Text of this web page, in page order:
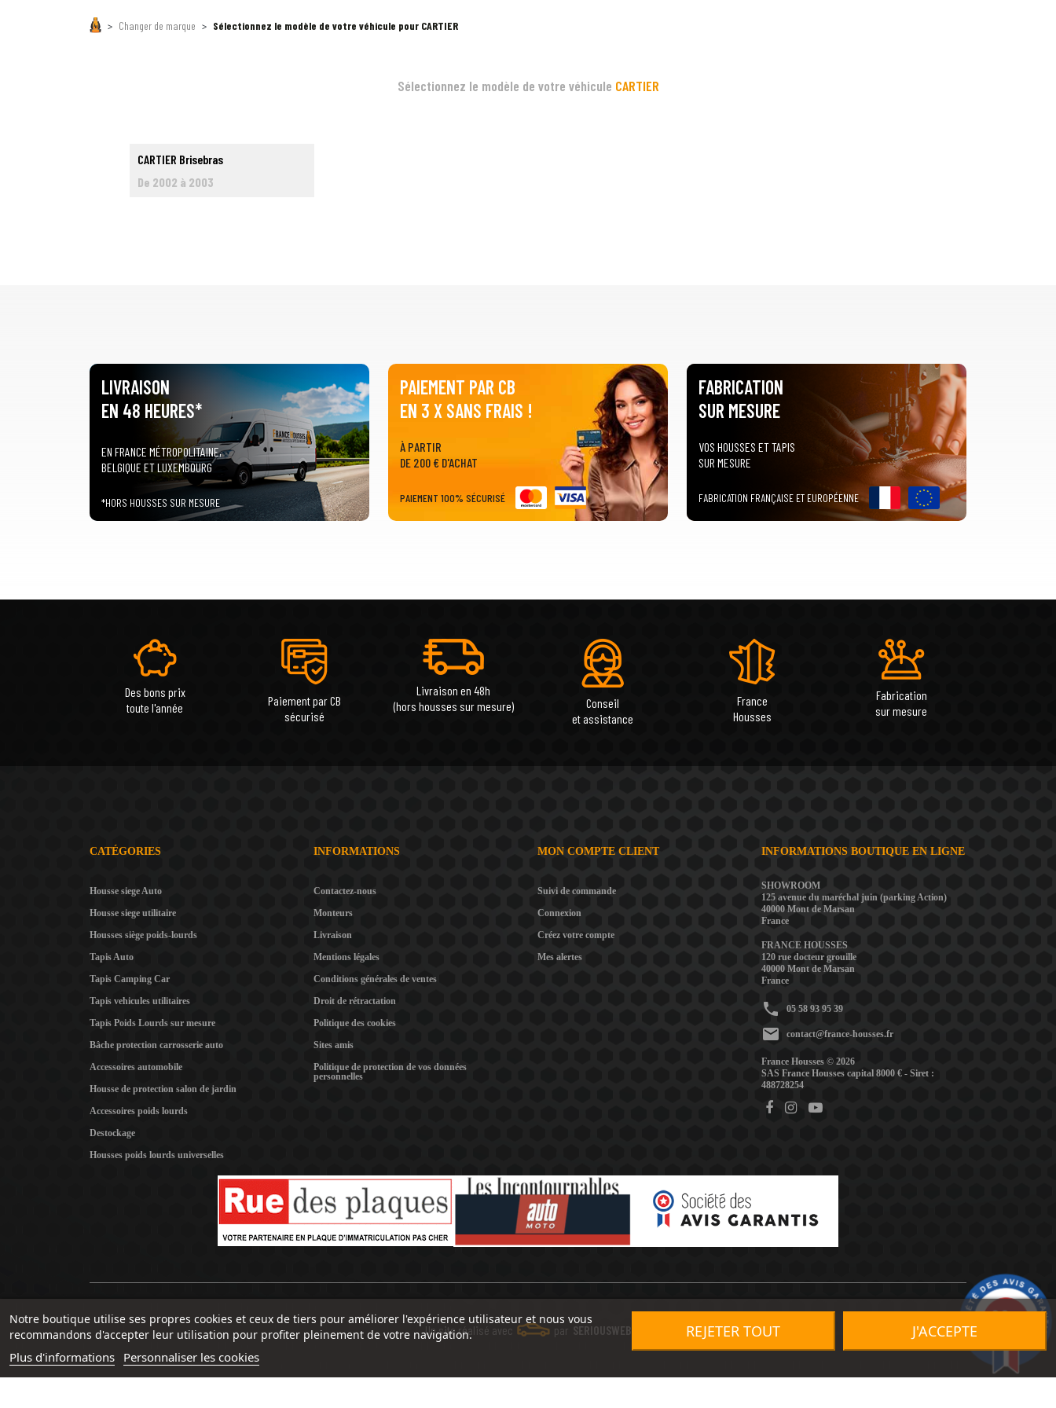
Changer de marque Sélectionnez le modèle de votre véhicule pour CARTIER
Sélectionnez le modèle de votre véhicule CARTIER
CARTIER Brisebras
De 2002 à 2003
LIVRAISON
EN 48 HEURES*
EN FRANCE MÉTROPOLITAINE,
BELGIQUE ET LUXEMBOURG
*HORS HOUSSES SUR MESURE
PAIEMENT PAR CB
EN 3 X SANS FRAIS !
À PARTIR
DE 200 € D'ACHAT
PAIEMENT 100% SÉCURISÉ
FABRICATION
SUR MESURE
VOS HOUSSES ET TAPIS
SUR MESURE
FABRICATION FRANÇAISE ET EUROPÉENNE
Des bons prix
toute l'année
Paiement par CB
sécurisé
Livraison en 48h
(hors housses sur mesure)
Conseil
et assistance
France
Housses
Fabrication
sur mesure
CATÉGORIES
Housse siege Auto
Housse siege utilitaire
Housses siège poids-lourds
Tapis Auto
Tapis Camping Car
Tapis vehicules utilitaires
Tapis Poids Lourds sur mesure
Bâche protection carrosserie auto
Accessoires automobile
Housse de protection salon de jardin
Accessoires poids lourds
Destockage
Housses poids lourds universelles
INFORMATIONS
Contactez-nous
Monteurs
Livraison
Mentions légales
Conditions générales de ventes
Droit de rétractation
Politique des cookies
Sites amis
Politique de protection de vos données
personnelles
MON COMPTE CLIENT
Suivi de commande
Connexion
Créez votre compte
Mes alertes
INFORMATIONS BOUTIQUE EN LIGNE
SHOWROOM
125 avenue du maréchal juin (parking Action)
40000 Mont de Marsan
France
FRANCE HOUSSES
120 rue docteur grouille
40000 Mont de Marsan
France
phone 05 58 93 95 39
mail contact@france-housses.fr
France Housses © 2026
SAS France Housses capital 8000 € - Siret :
488728254
Notre boutique utilise ses propres cookies et ceux de tiers pour améliorer l'expérience utilisateur et nous vous
recommandons d'accepter leur utilisation pour profiter pleinement de votre navigation.
Plus d'informations Personnaliser les cookies
REJETER TOUT J'ACCEPTE
Un site réalisé avec par SERIOUSWEB
9.2